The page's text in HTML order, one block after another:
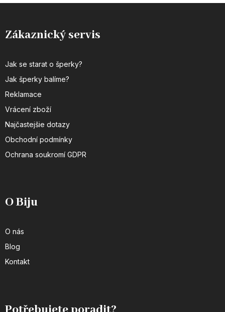
Zákaznický servis
Jak se starat o šperky?
Jak šperky balíme?
Reklamace
Vrácení zboží
Najčastejšie dotazy
Obchodní podmínky
Ochrana soukromí GDPR
O Biju
O nás
Blog
Kontakt